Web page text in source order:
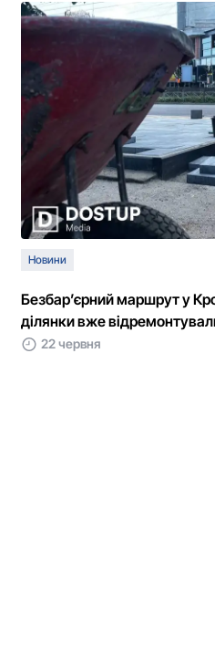
Новини
Безбар’єрний маршрут у
ділянки вже
22 червня